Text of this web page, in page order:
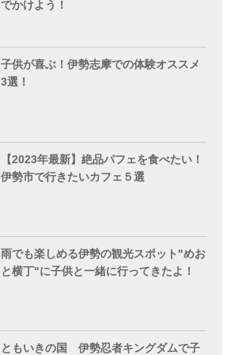
でかけよう！
子供が喜ぶ！伊勢志摩での体験オススメ
3選！
【2023年最新】絶品パフェを食べたい！
伊勢市で行きたいカフェ５選
雨でも楽しめる伊勢の観光スポット"めお
と横丁"に子供と一緒に行ってきたよ！
ともいきの国 伊勢忍者キングダムで子